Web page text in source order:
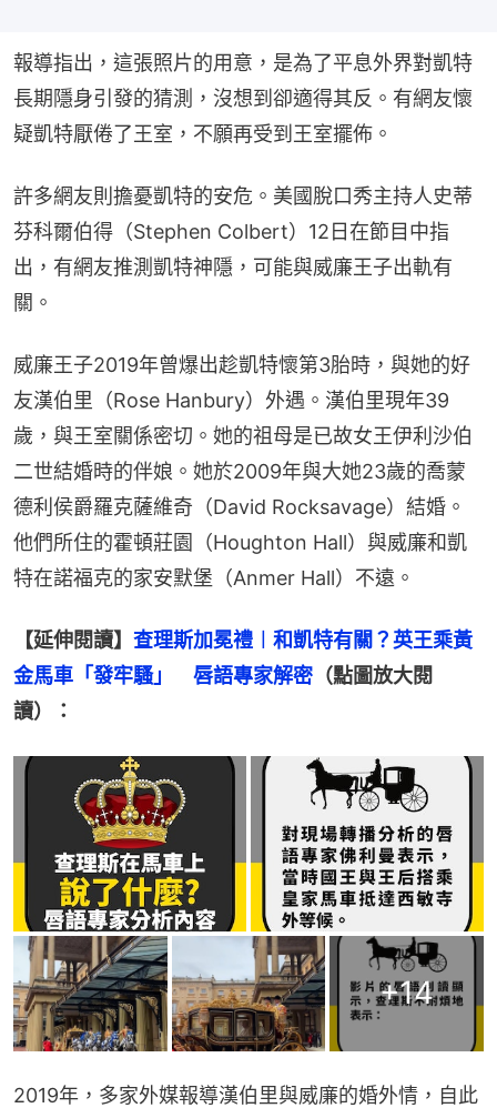
報導指出，這張照片的用意，是為了平息外界對凱特
長期隱身引發的猜測，沒想到卻適得其反。有網友懷
疑凱特厭倦了王室，不願再受到王室擺佈。
許多網友則擔憂凱特的安危。美國脫口秀主持人史蒂
芬科爾伯得（Stephen Colbert）12日在節目中指
出，有網友推測凱特神隱，可能與威廉王子出軌有
關。
威廉王子2019年曾爆出趁凱特懷第3胎時，與她的好
友漢伯里（Rose Hanbury）外遇。漢伯里現年39
歲，與王室關係密切。她的祖母是已故女王伊利沙伯
二世結婚時的伴娘。她於2009年與大她23歲的喬蒙
德利侯爵羅克薩維奇（David Rocksavage）結婚。
他們所住的霍頓莊園（Houghton Hall）與威廉和凱
特在諾福克的家安默堡（Anmer Hall）不遠。
【延伸閱讀】 查理斯加冕禮︱和凱特有關？英王乘黃
金馬車「發牢騷」　唇語專家解密 （點圖放大閱
讀）：
+14
2019年，多家外媒報導漢伯里與威廉的婚外情，自此